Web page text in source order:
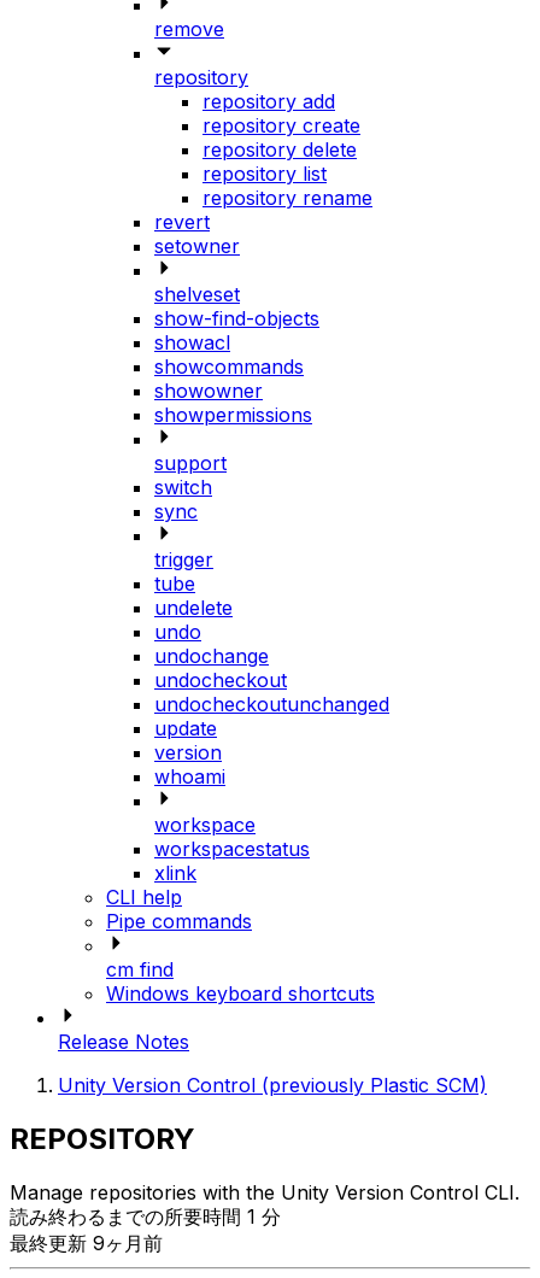
remove
repository
repository add
repository create
repository delete
repository list
repository rename
revert
setowner
shelveset
show-find-objects
showacl
showcommands
showowner
showpermissions
support
switch
sync
trigger
tube
undelete
undo
undochange
undocheckout
undocheckoutunchanged
update
version
whoami
workspace
workspacestatus
xlink
CLI help
Pipe commands
cm find
Windows keyboard shortcuts
Release Notes
Unity Version Control (previously Plastic SCM)
REPOSITORY
Manage repositories with the Unity Version Control CLI.
読み終わるまでの所要時間 1 分
最終更新 9ヶ月前